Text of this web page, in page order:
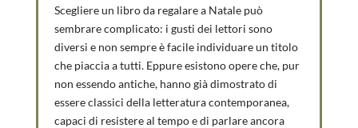
Scegliere un libro da regalare a Natale può
sembrare complicato: i gusti dei lettori sono
diversi e non sempre è facile individuare un titolo
che piaccia a tutti. Eppure esistono opere che, pur
non essendo antiche, hanno già dimostrato di
essere classici della letteratura contemporanea,
capaci di resistere al tempo e di parlare ancora